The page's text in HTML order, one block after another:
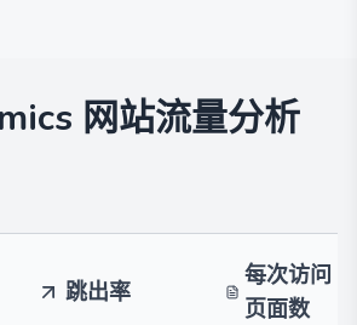
网站流量分析
跳出率
每次访问
页面数